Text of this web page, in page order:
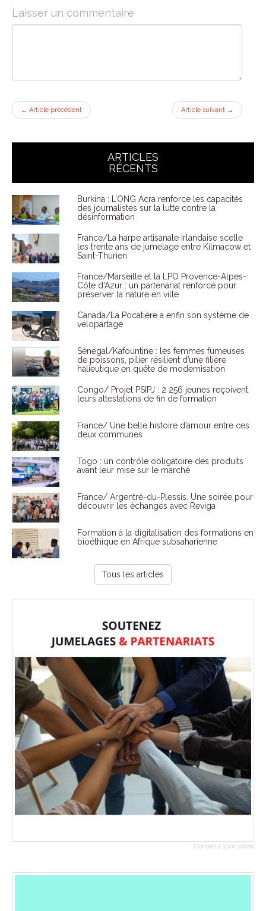
Laisser un commentaire
← Article précédent Article suivant →
ARTICLES
RÉCENTS
Burkina : L’ONG Acra renforce les capacités
des journalistes sur la lutte contre la
désinformation
France/La harpe artisanale Irlandaise scelle
les trente ans de jumelage entre Kilmacow et
Saint-Thurien
France/Marseille et la LPO Provence-Alpes-
Côte d'Azur : un partenariat renforcé pour
préserver la nature en ville
Canada/La Pocatière a enfin son système de
vélopartage
Sénégal/Kafountine : les femmes fumeuses
de poissons, pilier résilient d’une filière
halieutique en quête de modernisation
Congo/ Projet PSIPJ : 2 256 jeunes reçoivent
leurs attestations de fin de formation
France/ Une belle histoire d’amour entre ces
deux communes
Togo : un contrôle obligatoire des produits
avant leur mise sur le marché
France/ Argentré-du-Plessis. Une soirée pour
découvrir les échanges avec Reviga
Formation à la digitalisation des formations en
bioéthique en Afrique subsaharienne
Tous les articles
Contenu sponsorisé